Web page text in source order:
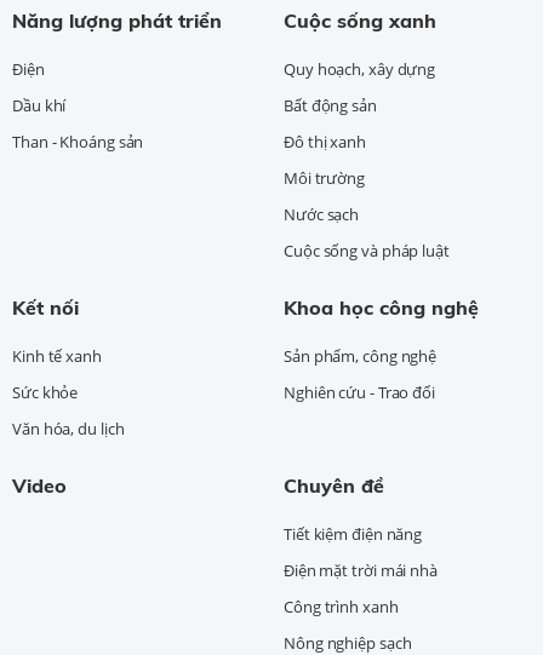
Năng lượng phát triển
Điện
Dầu khí
Than - Khoáng sản
Cuộc sống xanh
Quy hoạch, xây dựng
Bất động sản
Đô thị xanh
Môi trường
Nước sạch
Cuộc sống và pháp luật
Kết nối
Kinh tế xanh
Sức khỏe
Văn hóa, du lịch
Khoa học công nghệ
Sản phẩm, công nghệ
Nghiên cứu - Trao đổi
Video Chuyên đề
Tiết kiệm điện năng
Điện mặt trời mái nhà
Công trình xanh
Nông nghiệp sạch